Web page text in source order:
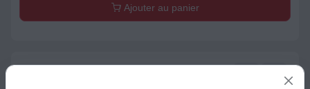
Ajouter au panier